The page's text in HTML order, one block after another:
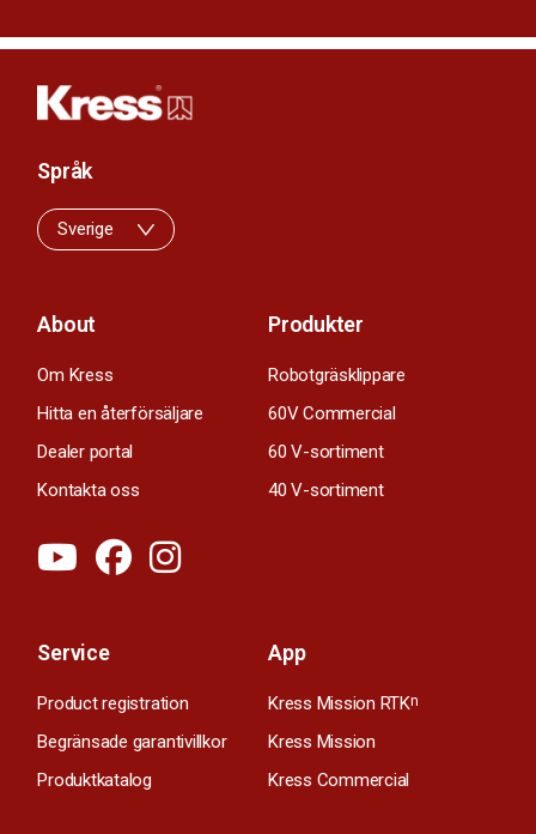
About
Om Kress
Hitta en återförsäljare
Dealer portal
Kontakta oss
Produkter
Robotgräsklippare
60V Commercial
60 V-sortiment
40 V-sortiment
Service
Product registration
Begränsade garantivillkor
Produktkatalog
App
Kress Mission RTKn
Kress Mission
Kress Commercial
Språk
Sverige